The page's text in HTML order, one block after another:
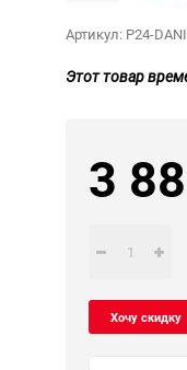
Артикул: P24-
Этот товар
3